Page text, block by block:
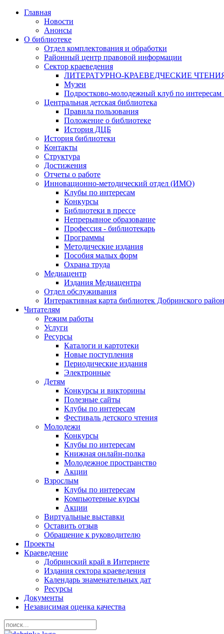
Главная
Новости
Анонсы
О библиотеке
Отдел комплектования и обработки
Районный центр правовой информации
Сектор краеведения
ЛИТЕРАТУРНО-КРАЕВЕДЧЕСКИЕ
Музеи
Подростково-молодежный клуб по интересам
Центральная детская библиотека
Правила пользования
Положение о библиотеке
История ДЦБ
История библиотеки
Контакты
Структура
Достижения
Отчеты о работе
Инновационно-методический отдел (ИМО)
Клубы по интересам
Конкурсы
Библиотеки в прессе
Непрерывное образование
Профессия - библиотекарь
Программы
Методические издания
Пособия малых форм
Охрана труда
Медиацентр
Издания Медиацентра
Отдел обслуживания
Интерактивная карта библиотек Добринского
Читателям
Режим работы
Услуги
Ресурсы
Каталоги и картотеки
Новые поступления
Периодические издания
Электронные
Детям
Конкурсы и викторины
Полезные сайты
Клубы по интересам
Фестиваль детского чтения
Молодежи
Конкурсы
Клубы по интересам
Книжная онлайн-полка
Молодежное пространство
Акции
Взрослым
Клубы по интересам
Компьютерные курсы
Акции
Виртуальные выставки
Оставить отзыв
Обращение к руководителю
Проекты
Краеведение
Добринский край в Интернете
Издания сектора краеведения
Календарь знаменательных дат
Ресурсы
Документы
Независимая оценка качества